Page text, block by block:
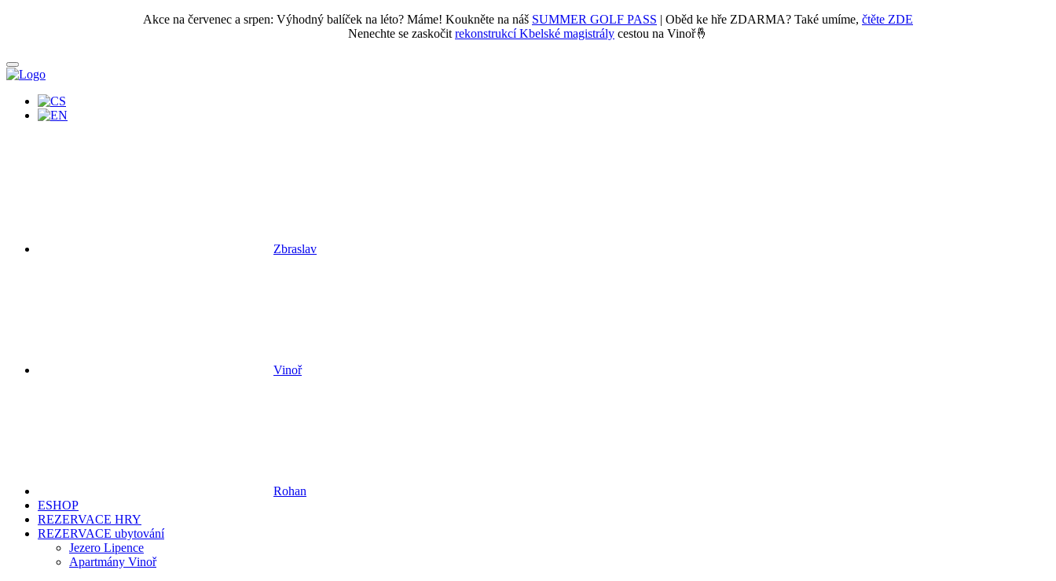
Akce na červenec a srpen: Výhodný balíček na léto? Máme! Koukněte na náš SUMMER GOLF PASS | Oběd ke hře ZDARMA? Také umíme, čtěte ZDE
Nenechte se zaskočit rekonstrukcí Kbelské magistrály cestou na Vinoř🤞
Zbraslav
Vinoř
Rohan
ESHOP
REZERVACE HRY
REZERVACE ubytování
Jezero Lipence
Apartmány Vinoř